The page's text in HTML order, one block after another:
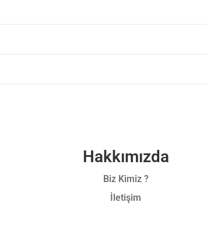
Hakkımızda
Biz Kimiz ?
İletişim